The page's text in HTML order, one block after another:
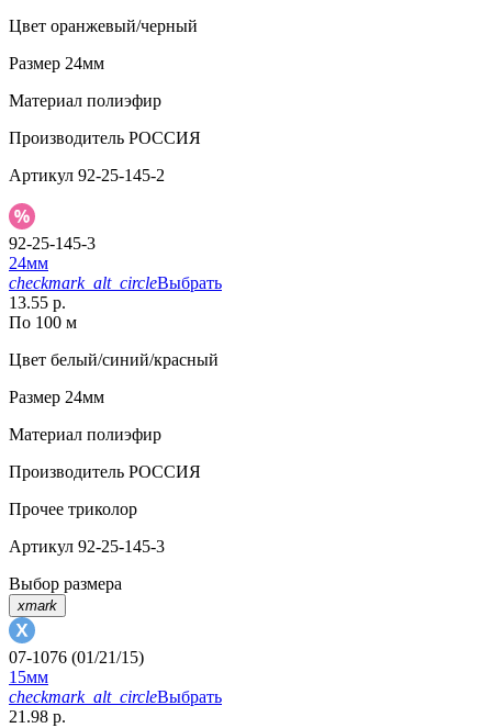
Цвет оранжевый/черный
Размер 24мм
Материал полиэфир
Производитель РОССИЯ
Артикул 92-25-145-2
92-25-145-3
24мм
checkmark_alt_circleВыбрать
13.55 р.
По 100 м
Цвет белый/синий/красный
Размер 24мм
Материал полиэфир
Производитель РОССИЯ
Прочее триколор
Артикул 92-25-145-3
Выбор размера
xmark
07-1076 (01/21/15)
15мм
checkmark_alt_circleВыбрать
21.98 р.